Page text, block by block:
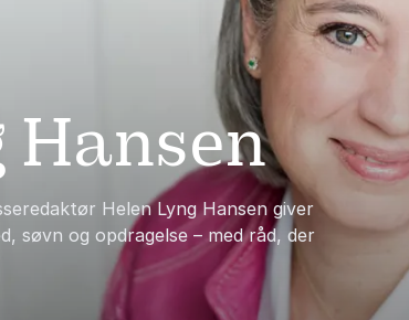
Hansen
Helen Lyng Hansen giver
søvn og opdragelse – med råd, der